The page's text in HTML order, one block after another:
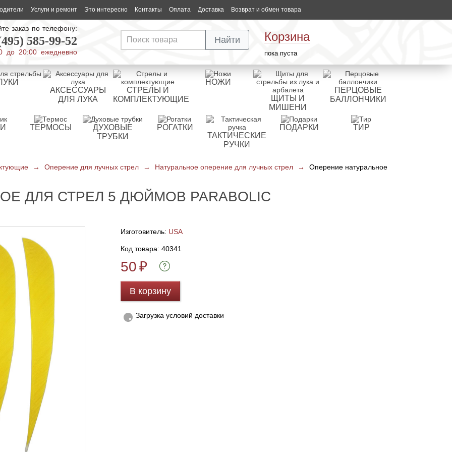
Услуги и ремонт Это интересно Контакты Оплата Доставка Возврат и обмен товара
заказ по телефону:
585-99-52
до 20:00 ежедневно
Корзина
пока пуста
Найти
АКСЕССУАРЫ
ДЛЯ ЛУКА
СТРЕЛЫ И
КОМПЛЕКТУЮЩИЕ
НОЖИ
ЩИТЫ И
МИШЕНИ
ПЕРЦОВЫЕ
БАЛЛОНЧИКИ
ТЕРМОСЫ
ДУХОВЫЕ
ТРУБКИ
РОГАТКИ
ТАКТИЧЕСКИЕ
РУЧКИ
ПОДАРКИ ТИР
→ Оперение для лучных стрел → Натуральное оперение для лучных стрел →
Оперение натуральное
ДЛЯ СТРЕЛ 5 ДЮЙМОВ PARABOLIC
Изготовитель: USA
Код товара: 40341
50₽
В корзину
Загрузка условий доставки